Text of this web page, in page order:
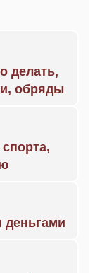
делать,
обряды
деньгами